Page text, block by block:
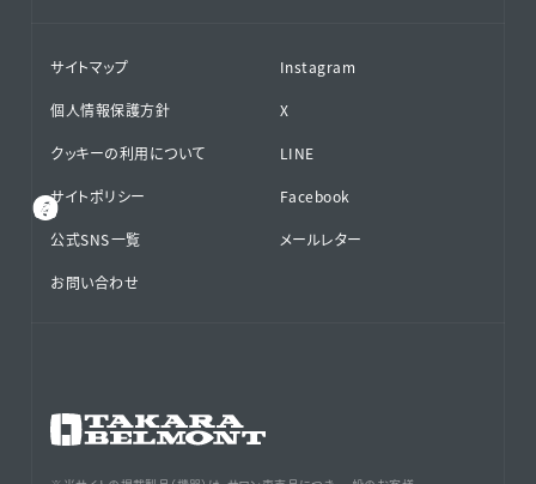
サイトマップ
個人情報保護方針
クッキーの利用について
サイトポリシー
公式SNS⁨⁩一覧
お問い合わせ
Instagram
X
LINE
Facebook
メールレター